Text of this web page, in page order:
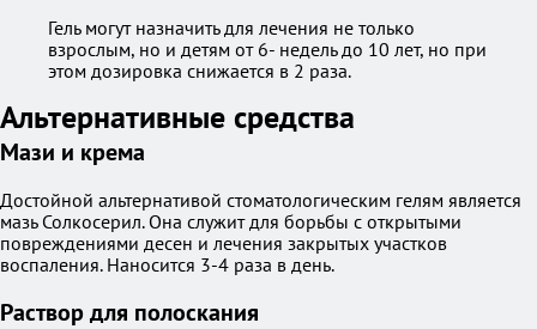
Гель могут назначить для лечения не только
взрослым, но и детям от 6- недель до 10 лет, но при
этом дозировка снижается в 2 раза.
Альтернативные средства
Мази и крема
Достойной альтернативой стоматологическим гелям является
мазь Солкосерил. Она служит для борьбы с открытыми
повреждениями десен и лечения закрытых участков
воспаления. Наносится 3-4 раза в день.
Раствор для полоскания